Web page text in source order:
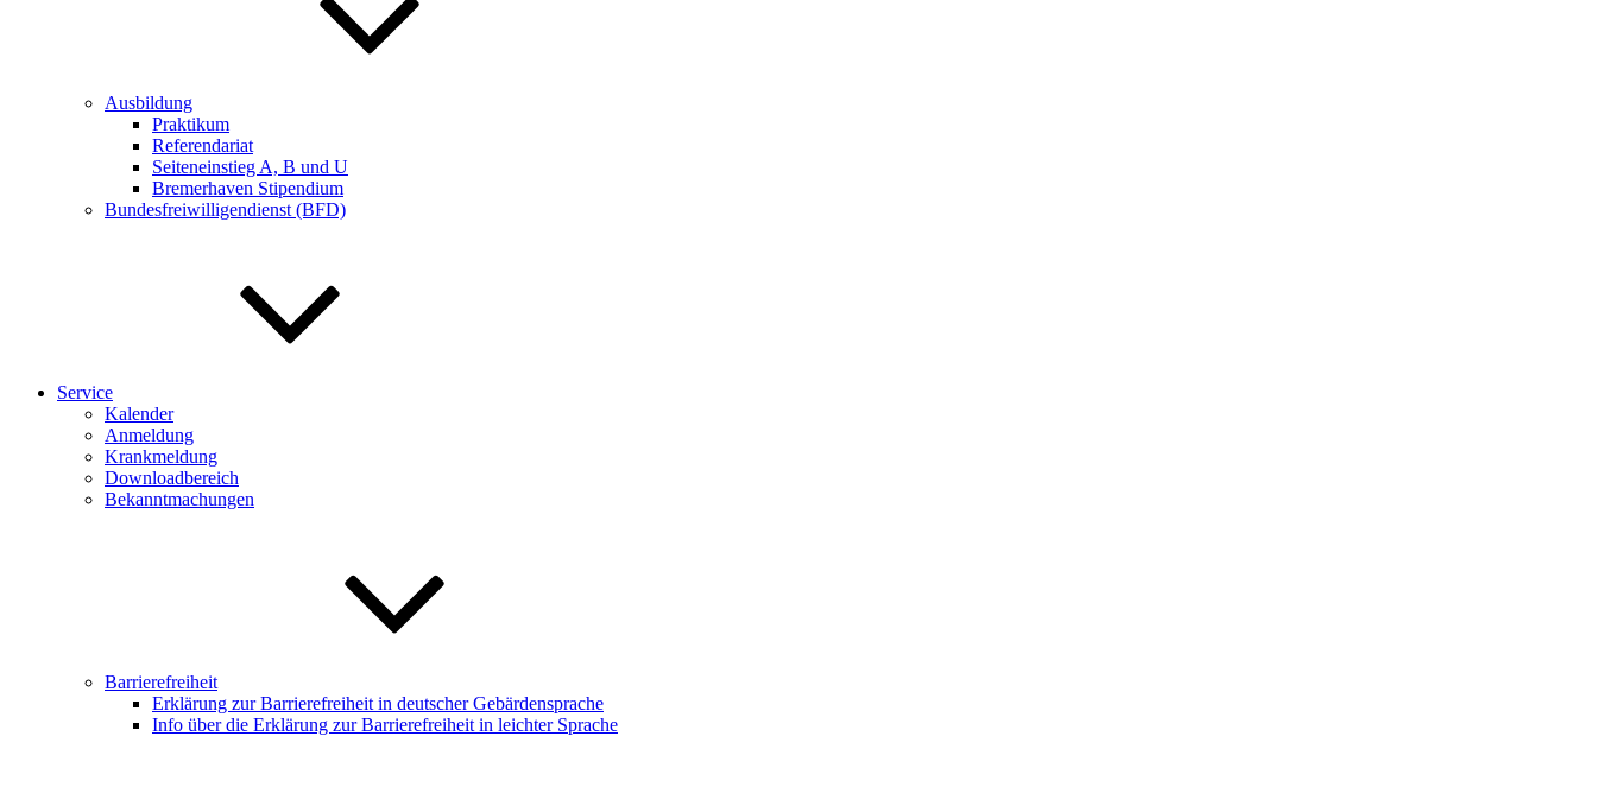
Ausbildung
Praktikum
Referendariat
Seiteneinstieg A, B und U
Bremerhaven Stipendium
Bundesfreiwilligendienst (BFD)
Service
Kalender
Anmeldung
Krankmeldung
Downloadbereich
Bekanntmachungen
Barrierefreiheit
Erklärung zur Barrierefreiheit in deutscher Gebärdensprache
Info über die Erklärung zur Barrierefreiheit in leichter Sprache